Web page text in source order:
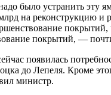
было устранить эту
на реконструкцию и
покрытий, —
появилась
до Лепеля. Кроме
министр.